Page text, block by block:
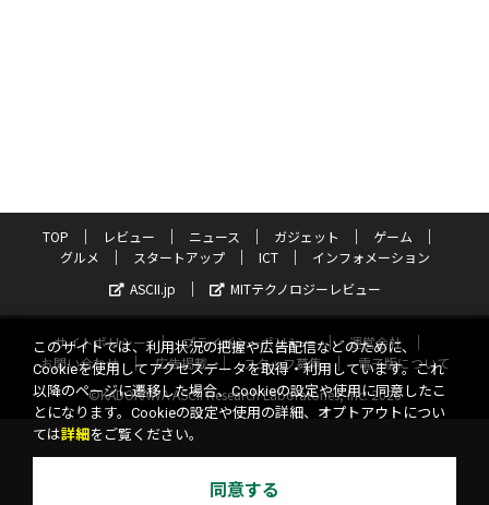
TOP レビュー ニュース ガジェット
ゲーム
グルメ
スタートアップ ICT
インフォメーション
ASCII.jp
MITテクノロジーレビュー
サイトポリシー プライバシーポリシー
運営会社
お問い合わせ
広告掲載 スタッフ募集
電子版について
©KADOKAWA ASCII Research Laboratories, Inc. 2026
このサイトでは、利用状況の把握や広告配信などのために、
Cookieを使用してアクセスデータを取得・利用しています。これ
以降のページに遷移した場合、Cookieの設定や使用に同意したこ
とになります。Cookieの設定や使用の詳細、オプトアウトについ
ては詳細 をご覧ください。
同意する